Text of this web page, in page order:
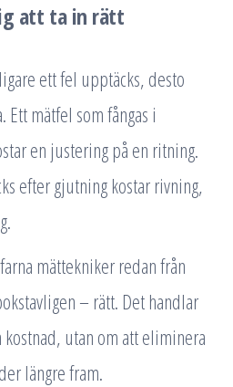
att ta in rätt
ett fel upptäcks, desto
mätfel som fångas i
en justering på en ritning.
efter gjutning kostar rivning,
mättekniker redan från
– rätt. Det handlar
utan om att eliminera
längre fram.